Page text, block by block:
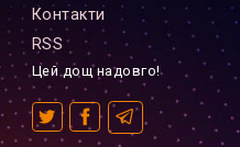
Контакти
RSS
Цей дощ надовго!